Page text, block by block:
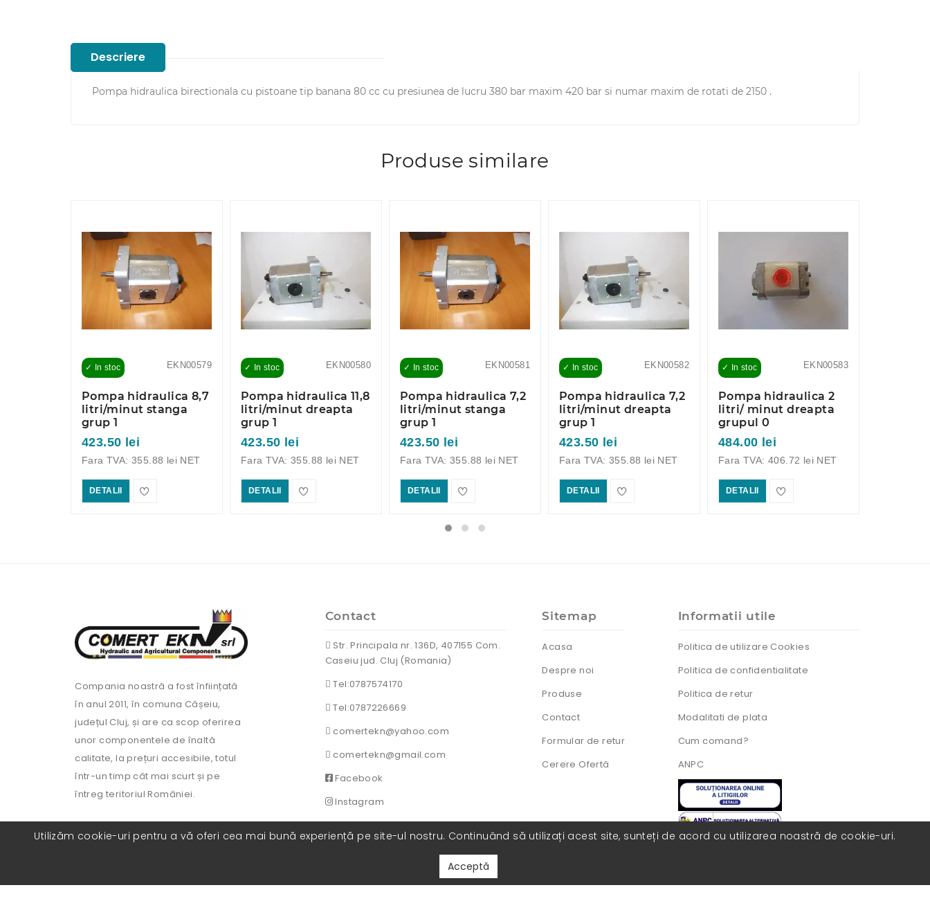
Descriere
Pompa hidraulica birectionala cu pistoane tip banana 80 cc cu presiunea de lucru 380 bar maxim 420 bar si numar maxim de rotati de 2150 .
Produse similare
EKN00579
✓ In stoc
Pompa hidraulica 8,7
litri/minut stanga
grup 1
423.50 lei
Fara TVA: 355.88 lei NET
DETALII
EKN00580
✓ In stoc
Pompa hidraulica 11,8
litri/minut dreapta
grup 1
423.50 lei
Fara TVA: 355.88 lei NET
DETALII
EKN00581
✓ In stoc
Pompa hidraulica 7,2
litri/minut stanga
grup 1
423.50 lei
Fara TVA: 355.88 lei NET
DETALII
EKN00582
✓ In stoc
Pompa hidraulica 7,2
litri/minut dreapta
grup 1
423.50 lei
Fara TVA: 355.88 lei NET
DETALII
EKN00583
✓ In stoc
Pompa hidraulica 2
litri/ minut dreapta
grupul 0
484.00 lei
Fara TVA: 406.72 lei NET
DETALII
Compania noastră a fost înființată
în anul 2011, în comuna Cășeiu,
județul Cluj, și are ca scop oferirea
unor componentele de înaltă
calitate, la prețuri accesibile, totul
într-un timp cât mai scurt și pe
întreg teritoriul României.
Contact
Str. Principala nr. 136D, 407155 Com.
Caseiu jud. Cluj (Romania)
Tel:0787574170
Tel:0787226669
comertekn@yahoo.com
comertekn@gmail.com
Facebook
Instagram
Sitemap
Acasa
Despre noi
Produse
Contact
Formular de retur
Cerere Ofertă
Informatii utile
Politica de utilizare Cookies
Politica de confidentialitate
Politica de retur
Modalitati de plata
Cum comand?
ANPC
Utilizăm cookie-uri pentru a vă oferi cea mai bună experiență pe site-ul nostru. Continuând să utilizați acest site, sunteți de acord cu utilizarea noastră de cookie-uri.
Acceptă